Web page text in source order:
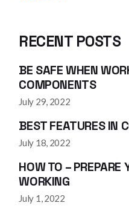
RECENT POSTS
BE SAFE WHEN
COMPONENTS
July 29, 2022
BEST FEATURES IN
July 18, 2022
HOW TO – PREPARE
WORKING
July 1, 2022